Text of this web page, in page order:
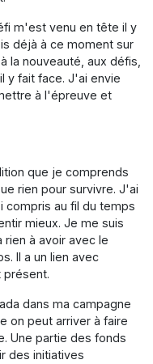
m'est venu en tête il y
déjà à ce moment sur
la nouveauté, aux défis,
y fait face. J'ai envie
à l'épreuve et
que je comprends
rien pour survivre. J'ai
compris au fil du temps
mieux. Je me suis
à avoir avec le
Il a un lien avec
dans ma campagne
on peut arriver à faire
Une partie des fonds
des initiatives